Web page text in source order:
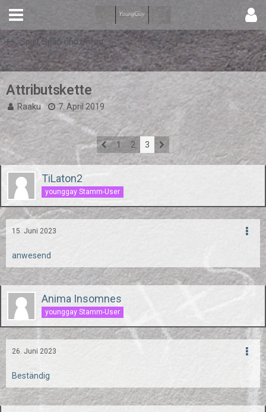
Spiel, Spaß und Unfug
Attributskette
Raaku 7. April 2019
1 2 3
TiLaton2
younggay Stamm-User
15. Juni 2023
anwesend
Anima Insomnes
younggay Stamm-User
26. Juni 2023
Beständig